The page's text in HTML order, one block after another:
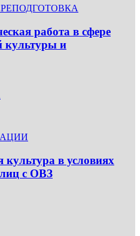
работа в сфере
культуры и
в условиях
с ОВЗ